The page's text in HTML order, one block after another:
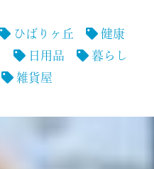
ひばりヶ丘
健康
日用品
暮らし
雑貨屋